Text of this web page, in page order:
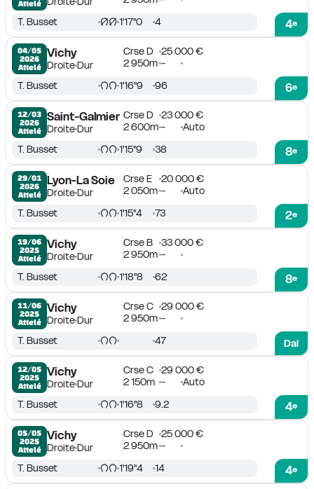
Attelé
4e
T. Busset 1'17''0 4
04/05
2026
Attelé
Vichy
DroiteDur
Crse D
25 000 €
2 950m -
6e
T. Busset 1'16''9 96
12/03
2026
Attelé
Saint-Galmier
DroiteDur
Crse D
23 000 €
2 600m - Auto
8e
T. Busset 1'15''9 38
29/01
2026
Attelé
Lyon-La Soie
DroiteDur
Crse E
20 000 €
2 050m - Auto
2e
T. Busset 1'15''4 73
19/06
2025
Attelé
Vichy
DroiteDur
Crse B
33 000 €
2 950m -
8e
T. Busset 1'18''8 62
11/06
2025
Attelé
Vichy
DroiteDur
Crse C
29 000 €
2 950m -
Dai
T. Busset 47
12/05
2025
Attelé
Vichy
DroiteDur
Crse C
29 000 €
2 150m - Auto
4e
T. Busset 1'16''8 9.2
05/05
2025
Attelé
Vichy
DroiteDur
Crse D
25 000 €
2 950m -
4e
T. Busset 1'19''4 14